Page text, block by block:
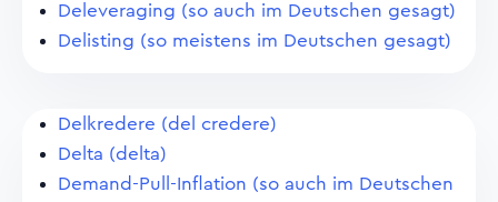
Deleveraging (so auch im Deutschen gesagt)
Delisting (so meistens im Deutschen gesagt)
Delkredere (del credere)
Delta (delta)
Demand-Pull-Inflation (so auch im Deutschen